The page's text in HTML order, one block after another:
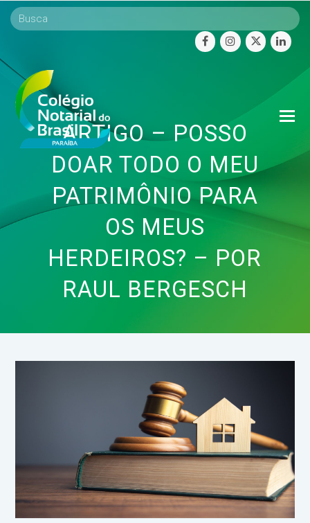
facebookinstagram
twitter
ARTIGO – POSSO
DOAR TODO O MEU
PATRIMÔNIO PARA
OS MEUS
HERDEIROS? – POR
RAUL BERGESCH